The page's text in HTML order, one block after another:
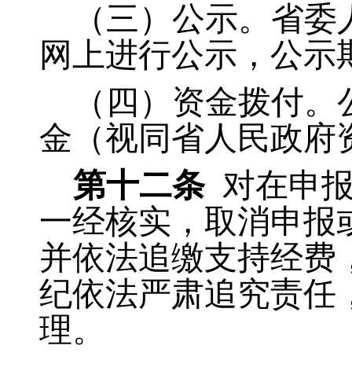
（三）公示。省
网上进行公示，公示
（四）资金拨付
金（视同省人民政府
第十二条 对在申
一经核实，取消申报
并依法追缴支持经费
纪依法严肃追究责任
理。